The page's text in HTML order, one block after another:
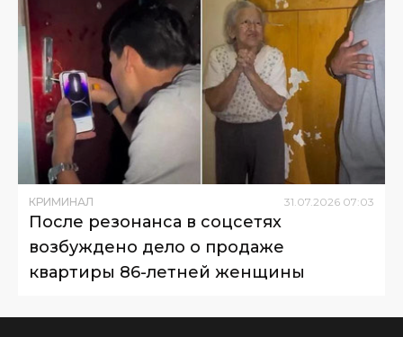
КРИМИНАЛ 31.07.2026 07:03
После резонанса в соцсетях
возбуждено дело о продаже
квартиры 86-летней женщины